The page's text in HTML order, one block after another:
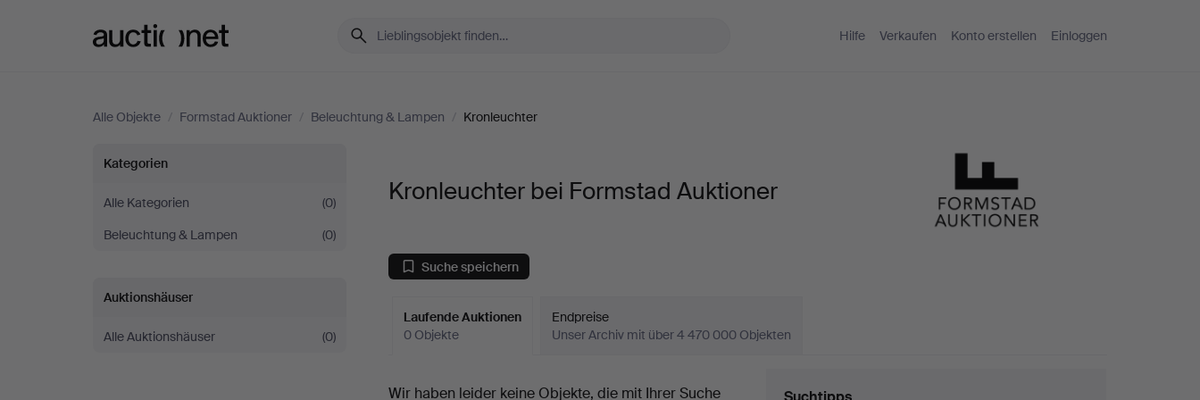
Hilfe Verkaufen Konto erstellen Einloggen
Alle Objekte / Formstad Auktioner / Beleuchtung & Lampen / Kronleuchter
Kronleuchter
bei
Formstad
Auktioner
Kategorien
Alle Kategorien
(0)
Beleuchtung & Lampen
(0)
Auktionshäuser
Alle Auktionshäuser (0)
Kronleuchter bei Formstad Auktioner
Suche speichern
Laufende Auktionen
0 Objekte
Endpreise
Unser Archiv mit über 4 470 000 Objekten
Laufende
Wir haben leider keine Objekte, die mit Ihrer Suche